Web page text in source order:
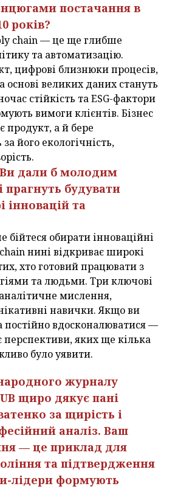
постачання в
років?
chain — це ще глибше
та автоматизацію.
цифрові близнюки процесів,
основі великих даних стануть
стійкість та ESG-фактори
вимоги клієнтів. Бізнес
продукт, а й бере
його екологічність,
дали б молодим
прагнуть будувати
інновацій та
обирати інноваційні
нині відкриває широкі
хто готовий працювати з
та людьми. Три ключові
мислення,
навички. Якщо ви
постійно вдосконалюватися —
перспективи, яких ще кілька
було уявити.
журналу
щиро дякує пані
за щирість і
аналіз. Ваш
— це приклад для
та підтвердження
лідери формують